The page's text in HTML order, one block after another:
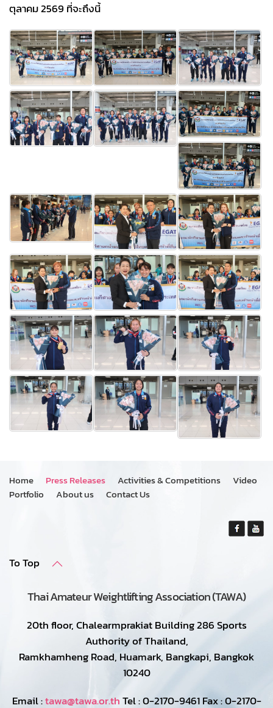
ตุลาคม 2569 ที่จะถึงนี้
Home Press Releases Activities & Competitions
Video
Portfolio
About us Contact Us
To Top
Thai Amateur Weightlifting Association (TAWA)
20th floor, Chalearmprakiat Building 286 Sports
Authority of Thailand,
Ramkhamheng Road, Huamark, Bangkapi, Bangkok
10240
Email :tawa@tawa.or.thTel : 0-2170-9461 Fax : 0-2170-